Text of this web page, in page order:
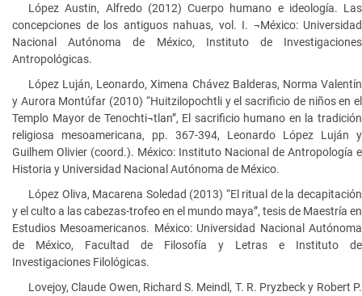
López Austin, Alfredo (2012) Cuerpo humano e ideología. Las
concepciones de los antiguos nahuas, vol. I. ¬México: Universidad
Nacional Autónoma de México, Instituto de Investigaciones
Antropológicas.
López Luján, Leonardo, Ximena Chávez Balderas, Norma Valentín
y Aurora Montúfar (2010) “Huitzilopochtli y el sacrificio de niños en el
Templo Mayor de Tenochti¬tlan”, El sacrificio humano en la tradición
religiosa mesoamericana, pp. 367-394, Leonardo López Luján y
Guilhem Olivier (coord.). México: Instituto Nacional de Antropología e
Historia y Universidad Nacional Autónoma de México.
López Oliva, Macarena Soledad (2013) “El ritual de la decapitación
y el culto a las cabezas-trofeo en el mundo maya”, tesis de Maestría en
Estudios Mesoamericanos. México: Universidad Nacional Autónoma
de México, Facultad de Filosofía y Letras e Instituto de
Investigaciones Filológicas.
Lovejoy, Claude Owen, Richard S. Meindl, T. R. Pryzbeck y Robert P.